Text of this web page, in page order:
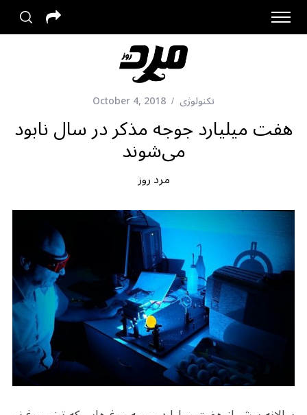
تکنولوژی October 4, 2018
هفت میلیارد جوجه مذکر در سال نابود
می‌شوند
مرد روز